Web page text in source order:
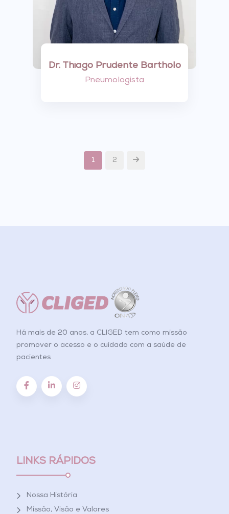
Dr. Thiago Prudente Bartholo
Pneumologista
1 2
Há mais de 20 anos, a CLIGED tem como missão
promover o acesso e o cuidado com a saúde de
pacientes
LINKS RÁPIDOS
Nossa História
Missão, Visão e Valores